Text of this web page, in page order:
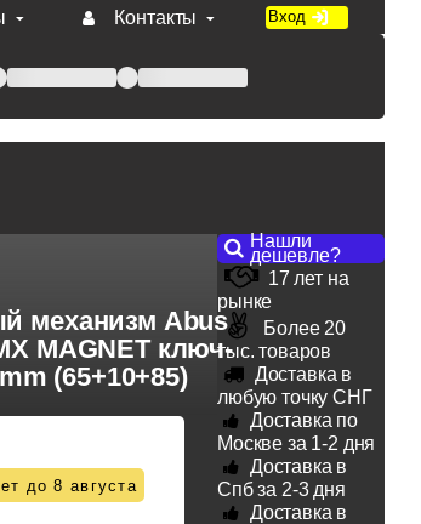
Контакты Вход
механизм Abus
MAGNET ключ-
(65+10+85)
до 8 августа
Нашли
дешевле?
17 лет на
рынке
Более 20
тыс. товаров
Доставка в
любую точку СНГ
Доставка по
Москве за 1-2 дня
Доставка в
Спб за 2-3 дня
Доставка в